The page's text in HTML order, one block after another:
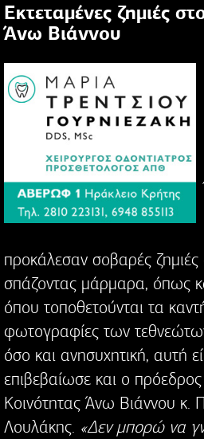
Εκτεταμένες ζημιές
Άνω Βιάννου
προκάλεσαν σοβαρές
σπάζοντας μάρμαρα, όπως
όπου τοποθετούνται τα
φωτογραφίες των
όσο και ανησυχητική, αυτή
επιβεβαίωσε και ο
Κοινότητας Άνω Βιάννου κ.
Λουλάκης. «Δεν μπορώ να